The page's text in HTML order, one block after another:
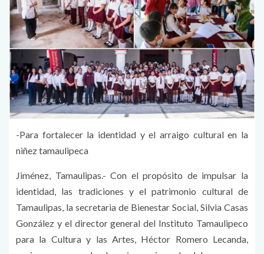
-Para fortalecer la identidad y el arraigo cultural en la
niñez tamaulipeca
Jiménez, Tamaulipas.- Con el propósito de impulsar la
identidad, las tradiciones y el patrimonio cultural de
Tamaulipas, la secretaria de Bienestar Social, Silvia Casas
González y el director general del Instituto Tamaulipeco
para la Cultura y las Artes, Héctor Romero Lecanda,